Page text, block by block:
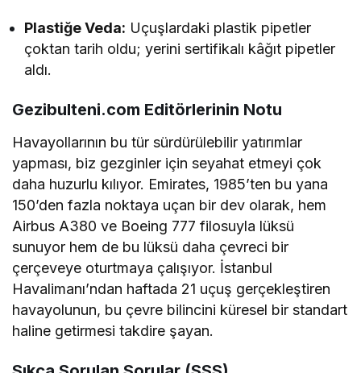
Plastiğe Veda: Uçuşlardaki plastik pipetler
çoktan tarih oldu; yerini sertifikalı kâğıt pipetler
aldı.
Gezibulteni.com Editörlerinin Notu
Havayollarının bu tür sürdürülebilir yatırımlar
yapması, biz gezginler için seyahat etmeyi çok
daha huzurlu kılıyor. Emirates, 1985’ten bu yana
150’den fazla noktaya uçan bir dev olarak, hem
Airbus A380 ve Boeing 777 filosuyla lüksü
sunuyor hem de bu lüksü daha çevreci bir
çerçeveye oturtmaya çalışıyor. İstanbul
Havalimanı’ndan haftada 21 uçuş gerçekleştiren
havayolunun, bu çevre bilincini küresel bir standart
haline getirmesi takdire şayan.